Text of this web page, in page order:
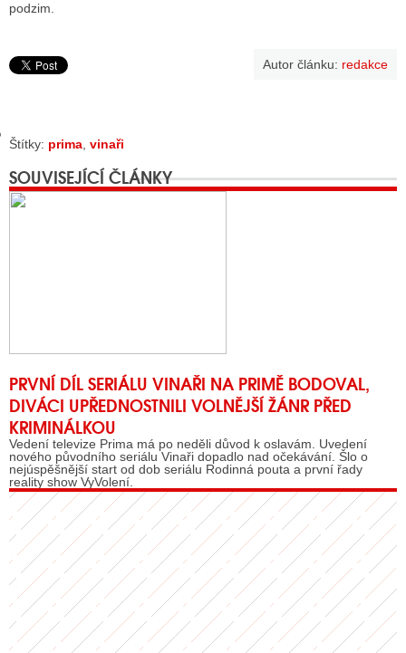
DISKUTÉRA NA RADIOTV
podzim.
Autor článku: redakce
Štítky: prima vinaři
SOUVISEJÍCÍ ČLÁNKY
PRVNÍ DÍL SERIÁLU VINAŘI NA PRIMĚ BODOVAL,
DIVÁCI UPŘEDNOSTNILI VOLNĚJŠÍ ŽÁNR PŘED
KRIMINÁLKOU
Vedení televize Prima má po neděli důvod k oslavám. Uvedení
nového původního seriálu Vinaři dopadlo nad očekávání. Šlo o
nejúspěšnější start od dob seriálu Rodinná pouta a první řady
reality show VyVolení.